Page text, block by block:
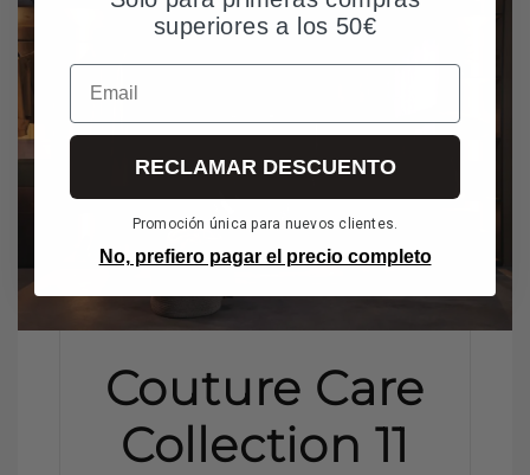
Couture Care
Collection 11
superiores a los 50€
Email
RECLAMAR DESCUENTO
Promoción única para nuevos clientes.
No, prefiero pagar el precio completo